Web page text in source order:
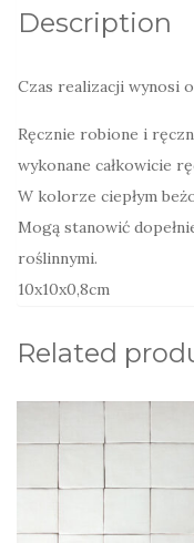
Description
Czas realizacji wynosi
Ręcznie robione i
wykonane całkowicie
W kolorze ciepłym
Mogą stanowić
roślinnymi.
10x10x0,8cm
Related